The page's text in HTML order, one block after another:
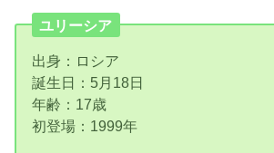
ユリーシア
出身：ロシア
誕生日：5月18日
年齢：17歳
初登場：1999年